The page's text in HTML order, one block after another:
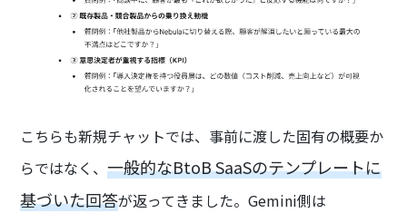
こちらも新規チャットでは、事前に渡した固有の概要か
らではなく、一般的なBtoB SaaSのテンプレートに
基づいた回答が返ってきました。Gemini側は